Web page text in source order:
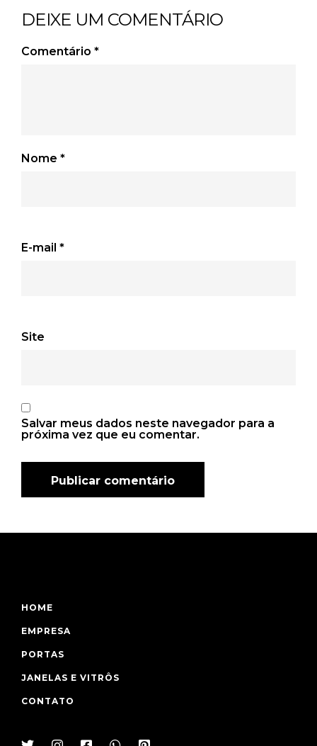
DEIXE UM COMENTÁRIO
Comentário *
Nome *
E-mail *
Site
Salvar meus dados neste navegador para a
próxima vez que eu comentar.
HOME
EMPRESA
PORTAS
JANELAS E VITRÔS
CONTATO